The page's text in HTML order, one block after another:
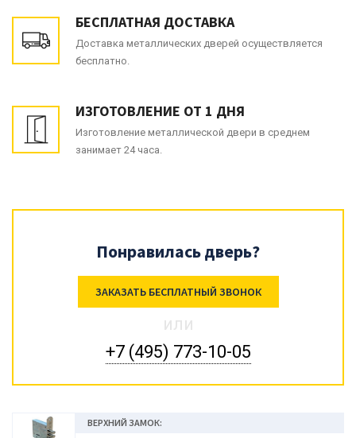
БЕСПЛАТНАЯ ДОСТАВКА
Доставка металлических дверей осуществляется
бесплатно.
ИЗГОТОВЛЕНИЕ ОТ 1 ДНЯ
Изготовление металлической двери в среднем
занимает 24 часа.
Понравилась дверь?
ЗАКАЗАТЬ БЕСПЛАТНЫЙ ЗВОНОК
или
+7 (495) 773-10-05
ВЕРХНИЙ ЗАМОК: